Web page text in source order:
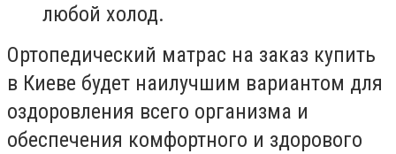
любой холод.
Ортопедический матрас на заказ купить
в Киеве будет наилучшим вариантом для
оздоровления всего организма и
обеспечения комфортного и здорового